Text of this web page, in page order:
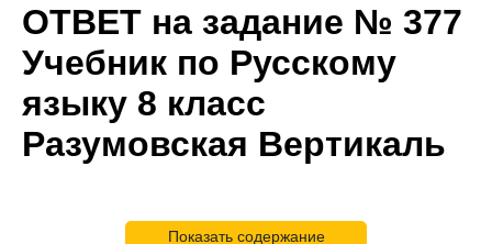
ОТВЕТ на задание № 377
Учебник по Русскому
языку 8 класс
Разумовская Вертикаль
Показать содержание